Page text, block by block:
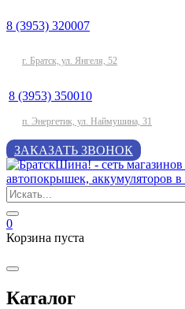
8 (3953) 320007
г. Братск, ул. Янгеля, 52
8 (3953) 350010
п. Энергетик, ул. Наймушина, 31
ЗАКАЗАТЬ ЗВОНОК
0
Корзина пуста
Каталог